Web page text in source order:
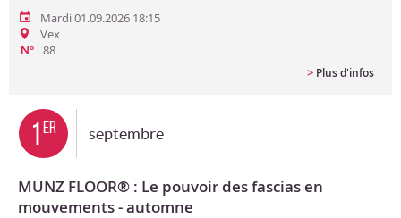
Mardi 01.09.2026 18:15
Vex
N°
88
> Plus d'infos
1er septembre
MUNZ FLOOR® : Le pouvoir des fascias en
mouvements - automne